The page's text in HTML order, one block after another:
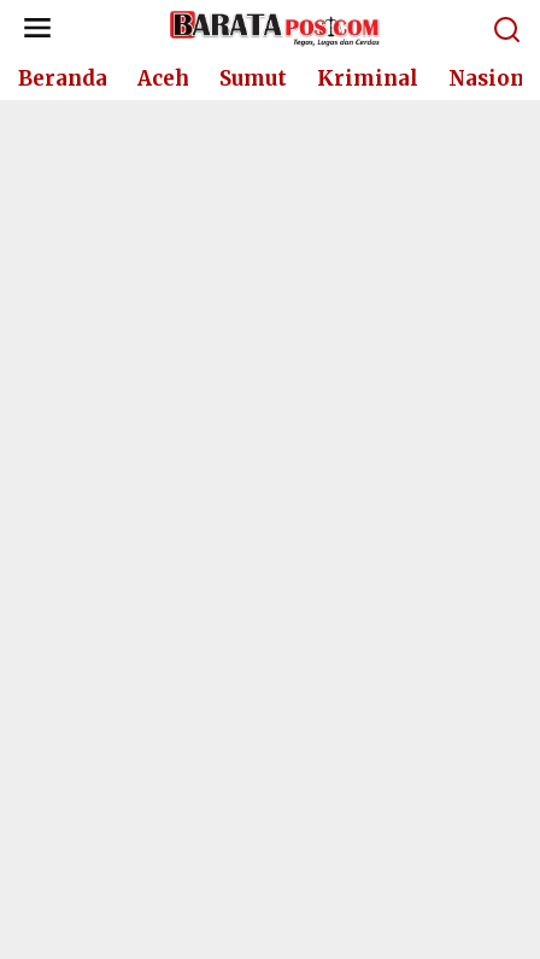
Lewati
konten
Beranda Aceh Sumut Kriminal